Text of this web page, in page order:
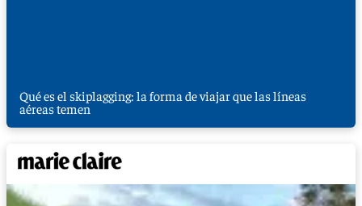
Qué es el skiplagging: la forma de viajar que las líneas
aéreas temen